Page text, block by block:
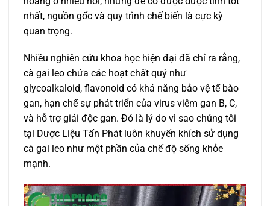
nhất, nguồn gốc và quy trình chế biến là cực kỳ
quan trọng.
Nhiều nghiên cứu khoa học hiện đại đã chỉ ra rằng,
cà gai leo chứa các hoạt chất quý như
glycoalkaloid, flavonoid có khả năng bảo vệ tế bào
gan, hạn chế sự phát triển của virus viêm gan B, C,
và hỗ trợ giải độc gan. Đó là lý do vì sao chúng tôi
tại Dược Liệu Tấn Phát luôn khuyến khích sử dụng
cà gai leo như một phần của chế độ sống khỏe
mạnh.